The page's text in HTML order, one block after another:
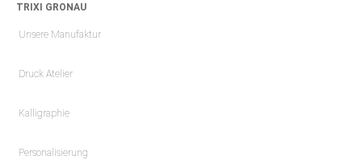
TRIXI GRONAU
Unsere Manufaktur
Druck Atelier
Kalligraphie
Personalisierung